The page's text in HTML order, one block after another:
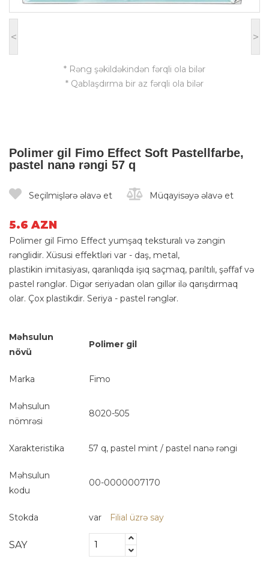
< >
* Rəng şəkildəkindən fərqli ola bilər
* Qablaşdırma bir az fərqli ola bilər
Polimer gil Fimo Effect Soft Pastellfarbe,
pastel nanə rəngi 57 q
Seçilmişlərə əlavə et Müqayisəyə əlavə et
5.6 AZN
Polimer gil Fimo Effect yumşaq teksturalı və zəngin
rənglidir. Xüsusi effektləri var - daş, metal,
plastikin imitasiyası, qaranlıqda işıq saçmaq, parıltılı, şəffaf və
pastel rənglər. Digər seriyadan olan gillər ilə qarışdırmaq
olar. Çox plastikdir. Seriya - pastel rənglər.
Məhsulun
növü
Polimer gil
Marka Fimo
Məhsulun
nömrəsi
8020-505
Xarakteristika 57 q, pastel mint / pastel nanə rəngi
Məhsulun
kodu
00-0000007170
Stokda var Filial üzrə say
SAY